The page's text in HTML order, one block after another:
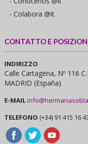
- Colabora @it
CONTATTO E
INDIRIZZO
Calle Cartagena, Nº 116
MADRID (España)
E-MAIL
TELEFONO (+34) 91 415 16